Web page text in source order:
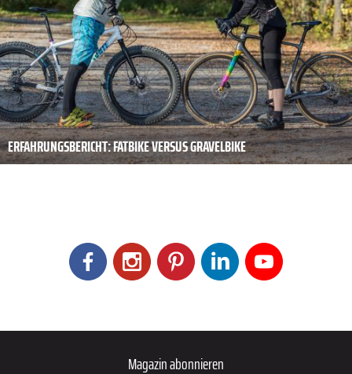
ERFAHRUNGSBERICHT: FATBIKE VERSUS GRAVELBIKE
Magazin abonnieren